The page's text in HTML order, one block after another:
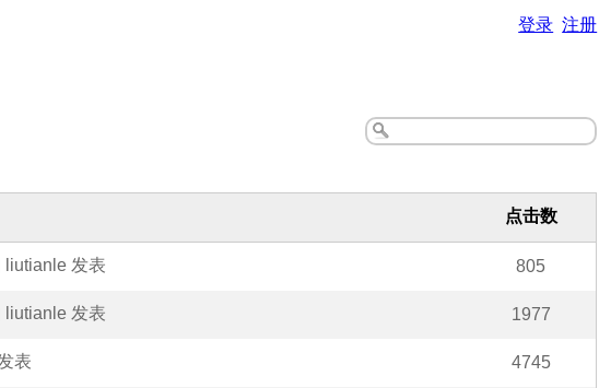
登录 注册
点击数
liutianle 发表 805
liutianle 发表 1977
表 4745